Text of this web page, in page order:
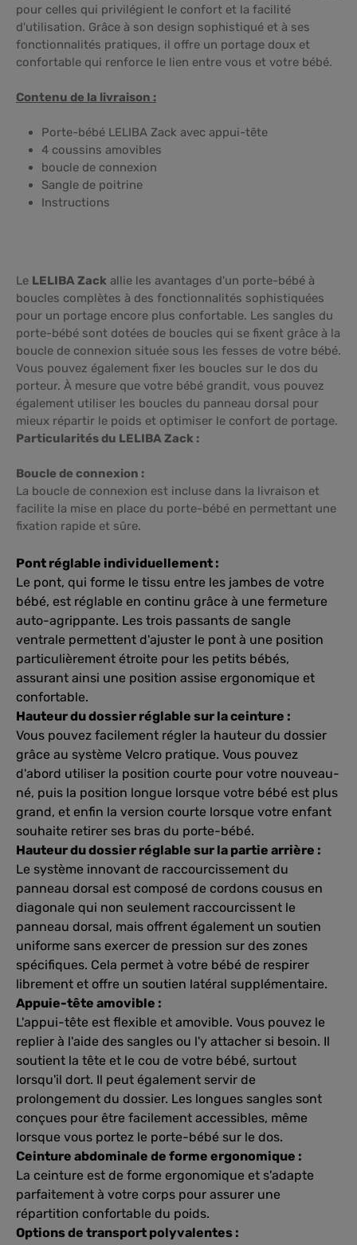
pour celles qui privilégient le confort et la facilité
d'utilisation. Grâce à son design sophistiqué et à ses
fonctionnalités pratiques, il offre un portage doux et
confortable qui renforce le lien entre vous et votre bébé.
Contenu de la livraison :
Porte-bébé LELIBA Zack avec appui-tête
4 coussins amovibles
boucle de connexion
Sangle de poitrine
Instructions
Le LELIBA Zack allie les avantages d'un porte-bébé à
boucles complètes à des fonctionnalités sophistiquées
pour un portage encore plus confortable. Les sangles du
porte-bébé sont dotées de boucles qui se fixent grâce à la
boucle de connexion située sous les fesses de votre bébé.
Vous pouvez également fixer les boucles sur le dos du
porteur. À mesure que votre bébé grandit, vous pouvez
également utiliser les boucles du panneau dorsal pour
mieux répartir le poids et optimiser le confort de portage.
Particularités du LELIBA Zack :
Boucle de connexion :
La boucle de connexion est incluse dans la livraison et
facilite la mise en place du porte-bébé en permettant une
fixation rapide et sûre.
Pont réglable individuellement :
Le pont, qui forme le tissu entre les jambes de votre
bébé, est réglable en continu grâce à une fermeture
auto-agrippante. Les trois passants de sangle
ventrale permettent d'ajuster le pont à une position
particulièrement étroite pour les petits bébés,
assurant ainsi une position assise ergonomique et
confortable.
Hauteur du dossier réglable sur la ceinture :
Vous pouvez facilement régler la hauteur du dossier
grâce au système Velcro pratique. Vous pouvez
d'abord utiliser la position courte pour votre nouveau-
né, puis la position longue lorsque votre bébé est plus
grand, et enfin la version courte lorsque votre enfant
souhaite retirer ses bras du porte-bébé.
Hauteur du dossier réglable sur la partie arrière :
Le système innovant de raccourcissement du
panneau dorsal est composé de cordons cousus en
diagonale qui non seulement raccourcissent le
panneau dorsal, mais offrent également un soutien
uniforme sans exercer de pression sur des zones
spécifiques. Cela permet à votre bébé de respirer
librement et offre un soutien latéral supplémentaire.
Appuie-tête amovible :
L'appui-tête est flexible et amovible. Vous pouvez le
replier à l'aide des sangles ou l'y attacher si besoin. Il
soutient la tête et le cou de votre bébé, surtout
lorsqu'il dort. Il peut également servir de
prolongement du dossier. Les longues sangles sont
conçues pour être facilement accessibles, même
lorsque vous portez le porte-bébé sur le dos.
Ceinture abdominale de forme ergonomique :
La ceinture est de forme ergonomique et s'adapte
parfaitement à votre corps pour assurer une
répartition confortable du poids.
Options de transport polyvalentes :